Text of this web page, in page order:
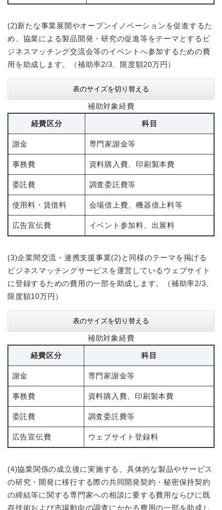
(2)新たな事業展開やオープンイノベーションを促進するた
め、協業による製品開発・研究の促進等をテーマとするビ
ジネスマッチング交流会等のイベントへ参加するための費
用を助成します。（補助率2/3、限度額20万円）
表のサイズを切り替える
補助対象経費
経費区分 科目
謝金 専門家謝金等
事務費 資料購入費、印刷製本費
委託費 調査委託費等
使用料・賃借料 会場借上費、機器借上料等
広告宣伝費 イベント参加料、出展料
(3)企業間交流・連携支援事業(2)と同様のテーマを掲げる
ビジネスマッチングサービスを運営しているウェブサイト
に登録するための費用の一部を助成します。（補助率2/3、
限度額10万円）
表のサイズを切り替える
補助対象経費
経費区分 科目
謝金 専門家謝金等
事務費 資料購入費、印刷製本費
委託費 調査委託費等
広告宣伝費 ウェブサイト登録料
(4)協業関係の成立後に実施する、具体的な製品やサービス
の研究・開発に移行する際の共同開発契約・秘密保持契約
の締結等に関する専門家への相談に要する費用ならびに既
存技術および市場動向の調査にかかる費用の一部を助成し